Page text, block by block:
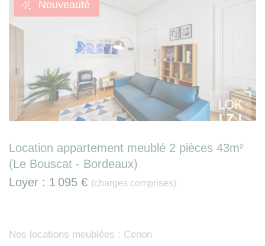
Nouveauté
Location appartement meublé 2 pièces 43m²
(Le Bouscat - Bordeaux)
Loyer : 1 095 € (charges comprises)
Nos locations meublées : Cenon